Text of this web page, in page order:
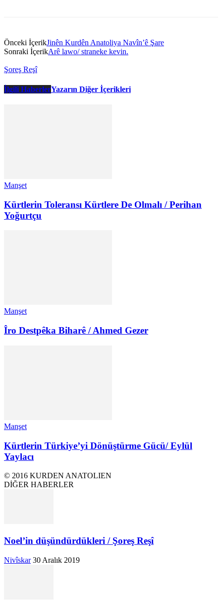
Önceki İçerikJinên Kurdên Anatoliya Navîn’ê Şare
Sonraki İçerikArê lawo/ straneke kevin.
Şoreş Reşî
İlgili HaberlerYazarın Diğer İçerikleri
Manşet
Kürtlerin Toleransı Kürtlere De Olmalı / Perihan
Yoğurtçu
Manşet
Îro Destpêka Biharê / Ahmed Gezer
Manşet
Kürtlerin Türkiye’yi Dönüştürme Gücü/ Eylül
Yaylacı
© 2016 KURDEN ANATOLIEN
DİĞER HABERLER
Noel’in düşündürdükleri / Şoreş Reşî
Nivîskar 30 Aralık 2019